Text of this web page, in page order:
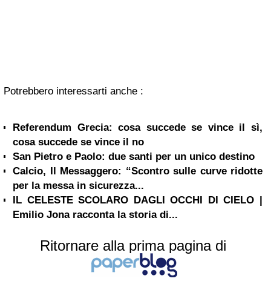
Potrebbero interessarti anche :
Referendum Grecia: cosa succede se vince il sì,
cosa succede se vince il no
San Pietro e Paolo: due santi per un unico destino
Calcio, Il Messaggero: “Scontro sulle curve ridotte
per la messa in sicurezza...
IL CELESTE SCOLARO DAGLI OCCHI DI CIELO |
Emilio Jona racconta la storia di...
Ritornare alla prima pagina di